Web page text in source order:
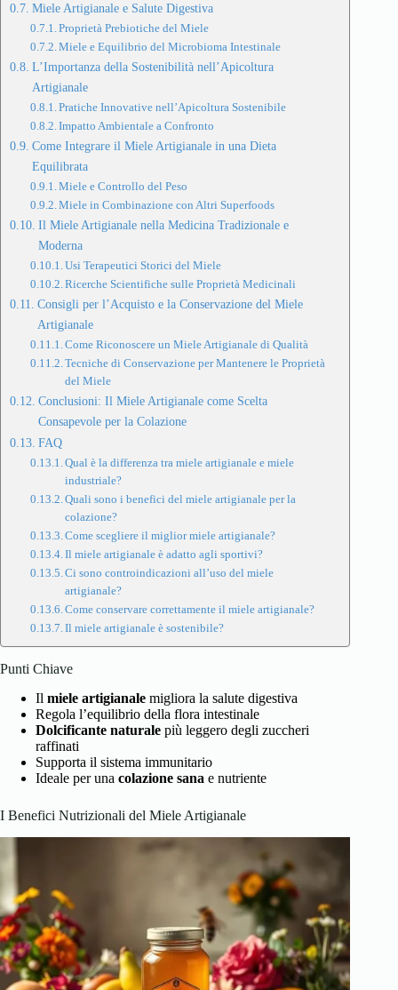
Miele Artigianale e Salute Digestiva
Proprietà Prebiotiche del Miele
Miele e Equilibrio del Microbioma Intestinale
L’Importanza della Sostenibilità nell’Apicoltura
Artigianale
Pratiche Innovative nell’Apicoltura Sostenibile
Impatto Ambientale a Confronto
Come Integrare il Miele Artigianale in una Dieta
Equilibrata
Miele e Controllo del Peso
Miele in Combinazione con Altri Superfoods
Il Miele Artigianale nella Medicina Tradizionale e
Moderna
Usi Terapeutici Storici del Miele
Ricerche Scientifiche sulle Proprietà Medicinali
Consigli per l’Acquisto e la Conservazione del Miele
Artigianale
Come Riconoscere un Miele Artigianale di Qualità
Tecniche di Conservazione per Mantenere le Proprietà
del Miele
Conclusioni: Il Miele Artigianale come Scelta
Consapevole per la Colazione
FAQ
Qual è la differenza tra miele artigianale e miele
industriale?
Quali sono i benefici del miele artigianale per la
colazione?
Come scegliere il miglior miele artigianale?
Il miele artigianale è adatto agli sportivi?
Ci sono controindicazioni all’uso del miele
artigianale?
Come conservare correttamente il miele artigianale?
Il miele artigianale è sostenibile?
Punti Chiave
Il miele artigianale migliora la salute digestiva
Regola l’equilibrio della flora intestinale
Dolcificante naturale più leggero degli zuccheri
raffinati
Supporta il sistema immunitario
Ideale per una colazione sana e nutriente
I Benefici Nutrizionali del Miele Artigianale